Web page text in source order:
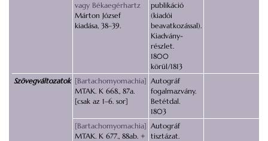
vagy Békaegérhartz
Márton József
kiadása, 38–39.
publikáció
(kiadói
beavatkozással).
Kiadvány-
részlet.
1800
körül/1813
Szövegváltozatok [Bartachomyomachia]
MTAK. K 668., 87a.
[csak az 1–6. sor]
Autográf
fogalmazvány.
Betétdal.
1803
[Bartachomyomachia]
MTAK. K 677., 88ab. +
Autográf
tisztázat.